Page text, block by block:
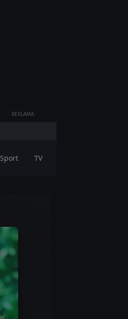
REKLAMA
Sport TV